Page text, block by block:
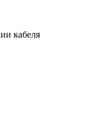
кабеля